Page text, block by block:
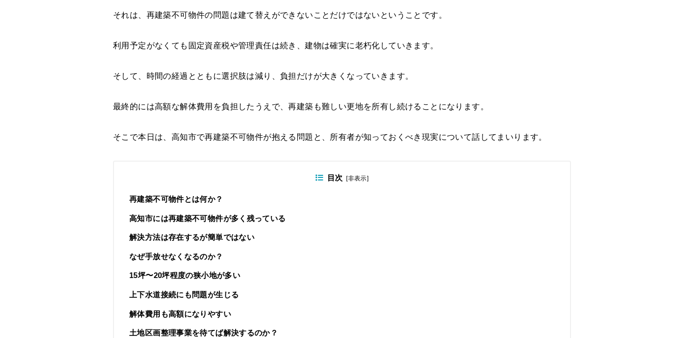
それは、再建築不可物件の問題は建て替えができないことだけではないということです。
利用予定がなくても固定資産税や管理責任は続き、建物は確実に老朽化していきます。
そして、時間の経過とともに選択肢は減り、負担だけが大きくなっていきます。
最終的には高額な解体費用を負担したうえで、再建築も難しい更地を所有し続けることになります。
そこで本日は、高知市で再建築不可物件が抱える問題と、所有者が知っておくべき現実について話してまいります。
目次 [非表示]
再建築不可物件とは何か？
高知市には再建築不可物件が多く残っている
解決方法は存在するが簡単ではない
なぜ手放せなくなるのか？
15坪〜20坪程度の狭小地が多い
上下水道接続にも問題が生じる
解体費用も高額になりやすい
土地区画整理事業を待てば解決するのか？